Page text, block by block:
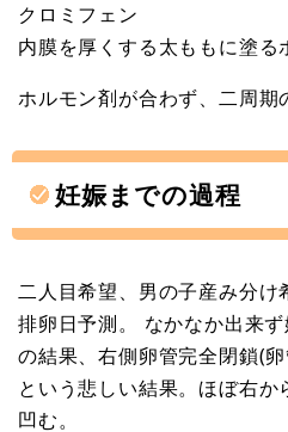
クロミフェン
内膜を厚くする太ももに塗る
ホルモン剤が合わず、二周期
妊娠までの過程
二人目希望、男の子産み分
排卵日予測。 なかなか出来
の結果、右側卵管完全閉鎖(
という悲しい結果。ほぼ右か
凹む。